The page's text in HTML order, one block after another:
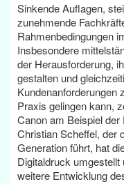
Sinkende Auflagen,
zunehmende
Rahmenbedingungen
Insbesondere
der Herausforderung,
gestalten und
Kundenanforderungen
Praxis gelingen kann,
Canon am Beispiel
Christian Scheffel, der
Generation führt, hat
Digitaldruck
weitere Entwicklung